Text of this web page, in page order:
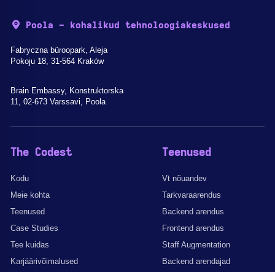
Poola - kohalikud tehnoloogiakeskused
Fabryczna büroopark, Aleja
Pokoju 18, 31-564 Kraków
Brain Embassy, Konstruktorska
11, 02-673 Varssavi, Poola
The Codest
Kodu
Meie kohta
Teenused
Case Studies
Tee kuidas
Karjäärivõimalused
Teenused
Vt nõuandev
Tarkvaraarendus
Backend arendus
Frontend arendus
Staff Augmentation
Backend arendajad